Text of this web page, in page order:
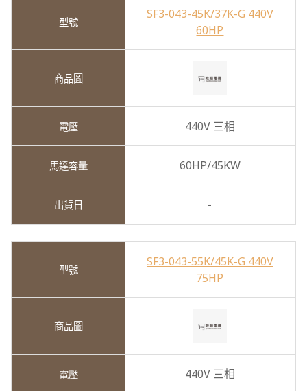
SF3-043-45K/37K-G 440V
60HP
440V 三相
60HP/45KW
-
SF3-043-55K/45K-G 440V
75HP
440V 三相